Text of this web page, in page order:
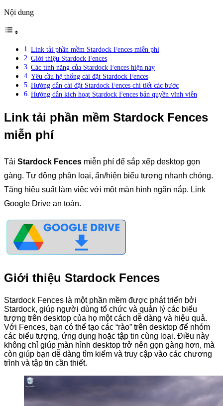
Nội dung
Link tải phần mềm Stardock Fences miễn phí
Giới thiệu Stardock Fences
Các tính năng của Stardock Fences hiện nay
Yêu cầu hệ thống cài đặt Stardock Fences
Hướng dẫn cài đặt Stardock Fences chi tiết các bước
Hướng dẫn kích hoạt Stardock Fences bản quyền vĩnh viễn
Link tải phần mềm Stardock Fences
miễn phí
Tải Stardock Fences miễn phí để sắp xếp desktop gọn
gàng. Tự động phân loại, ẩn/hiện biểu tượng nhanh chóng.
Tăng hiệu suất làm việc với một màn hình ngăn nắp. Link
Google Drive an toàn.
Giới thiệu Stardock Fences
Stardock Fences là một phần mềm được phát triển bởi
Stardock, giúp người dùng tổ chức và quản lý các biểu
tượng trên desktop của họ một cách dễ dàng và hiệu quả.
Với Fences, bạn có thể tạo các “rào” trên desktop để nhóm
các biểu tượng, ứng dụng hoặc tập tin cùng loại. Điều này
không chỉ giúp màn hình desktop trở nên gọn gàng hơn, mà
còn giúp bạn dễ dàng tìm kiếm và truy cập vào các chương
trình và tập tin cần thiết.